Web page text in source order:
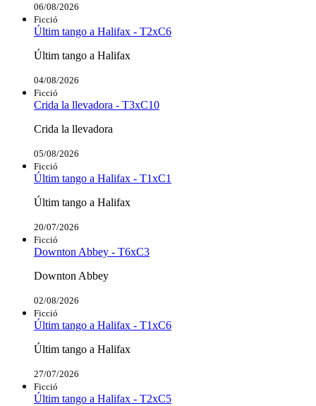
06/08/2026
Ficció
Últim tango a Halifax - T2xC6
Últim tango a Halifax
04/08/2026
Ficció
Crida la llevadora - T3xC10
Crida la llevadora
05/08/2026
Ficció
Últim tango a Halifax - T1xC1
Últim tango a Halifax
20/07/2026
Ficció
Downton Abbey - T6xC3
Downton Abbey
02/08/2026
Ficció
Últim tango a Halifax - T1xC6
Últim tango a Halifax
27/07/2026
Ficció
Últim tango a Halifax - T2xC5